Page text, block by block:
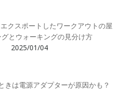
クスポートしたワークアウトの屋
とウォーキングの見分け方
2025/01/04
きは電源アダプターが原因かも？